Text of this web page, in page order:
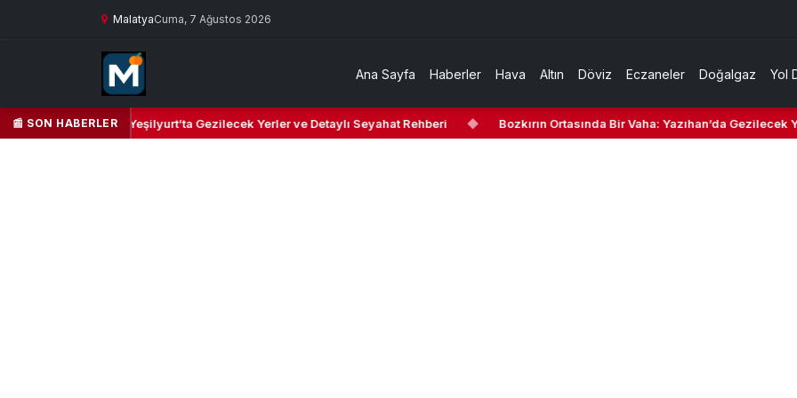
MalatyaCuma, 7 Ağustos 2026
Ana Sayfa Haberler Hava Altın Döviz Eczaneler Doğalgaz Yol
📰 SON HABERLER
Kültür Cenneti: Yeşilyurt’ta Gezilecek Yerler ve Detaylı Seyahat Rehberi ◆ Bozkırın Ortasında Bir Vaha: Yazıhan’da Gezilecek